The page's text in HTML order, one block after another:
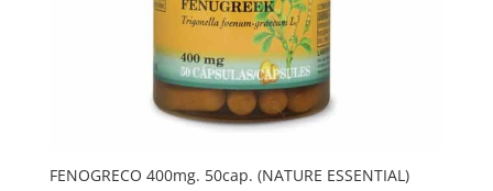
FENOGRECO 400mg. 50cap. (NATURE ESSENTIAL)